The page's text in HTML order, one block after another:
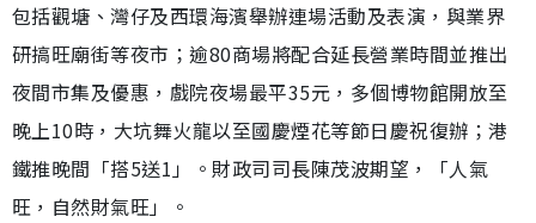
包括觀塘、灣仔及西環海濱舉辦連場活動及表演，與業界
研搞旺廟街等夜市；逾80商場將配合延長營業時間並推出
夜間市集及優惠，戲院夜場最平35元，多個博物館開放至
晚上10時，大坑舞火龍以至國慶煙花等節日慶祝復辦；港
鐵推晚間「搭5送1」。財政司司長陳茂波期望，「人氣
旺，自然財氣旺」。